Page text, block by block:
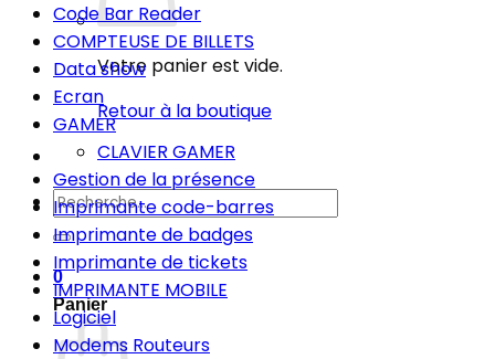
Votre panier est vide.
Retour à la boutique
Recherche
pour :
0
Panier
Code Bar Reader
COMPTEUSE DE BILLETS
Data show
Ecran
GAMER
CLAVIER GAMER
Gestion de la présence
Imprimante code-barres
Imprimante de badges
Imprimante de tickets
IMPRIMANTE MOBILE
Logiciel
Modems Routeurs